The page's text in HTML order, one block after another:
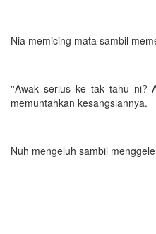
Nia memicing mata sambil
''Awak serius ke tak tahu ni?
memuntahkan kesangsiannya.
Nuh mengeluh sambil